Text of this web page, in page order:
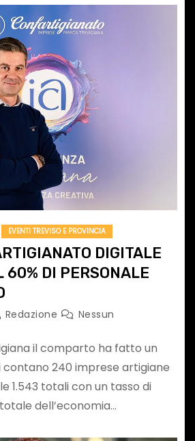
EVENTI TREVISO E PROVINCIA
DIGITALE
60% DI PERSONALE
Redazione
Nessun
il comparto ha fatto un
contano 240 imprese artigiane
1.543 totali con un tasso di
dell’economia…